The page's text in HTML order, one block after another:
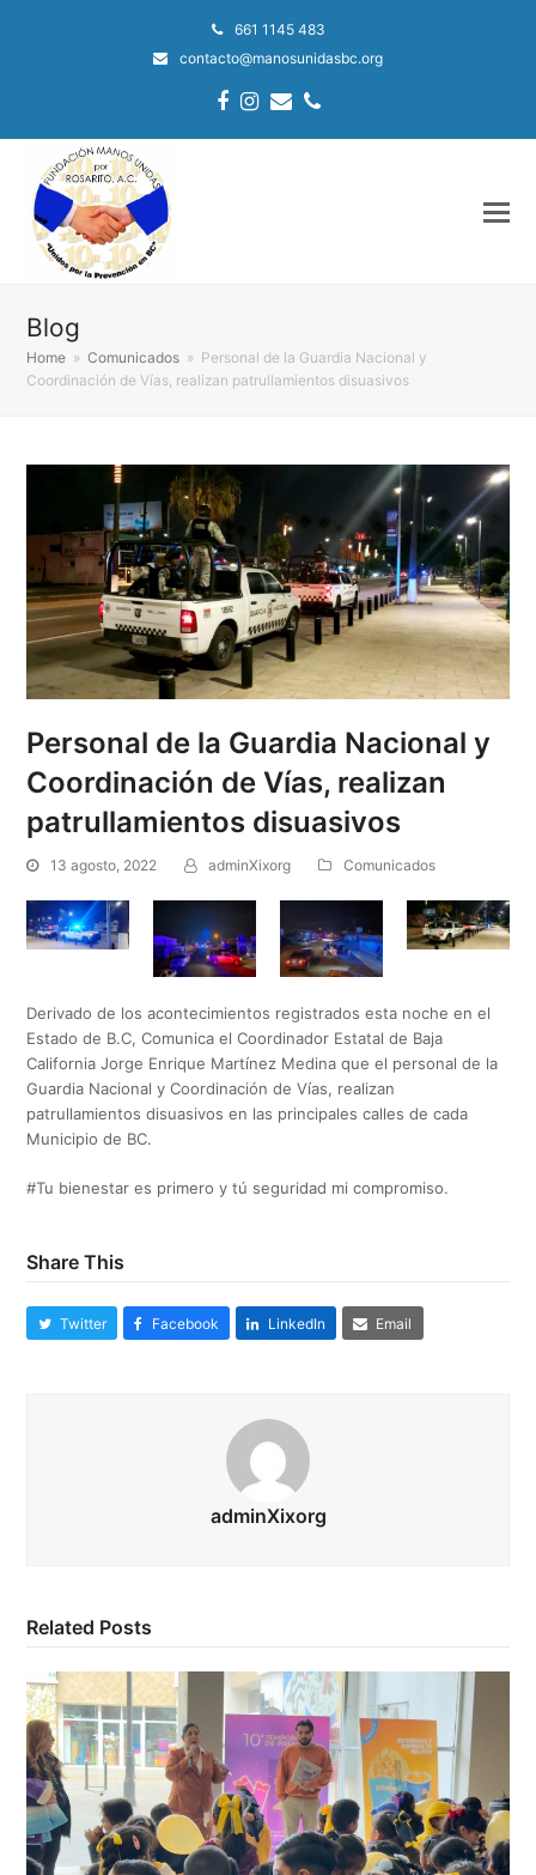
661 1145 483
contacto@manosunidasbc.org
Facebook
Instagram
EmailPhone
Blog
Home » Comunicados » Personal de la Guardia Nacional y
Coordinación de Vías, realizan patrullamientos disuasivos
Personal de la Guardia Nacional y
Coordinación de Vías, realizan
patrullamientos disuasivos
13 agosto, 2022 adminXixorg Comunicados
Derivado de los acontecimientos registrados esta noche en el
Estado de B.C, Comunica el Coordinador Estatal de Baja
California Jorge Enrique Martínez Medina que el personal de la
Guardia Nacional y Coordinación de Vías, realizan
patrullamientos disuasivos en las principales calles de cada
Municipio de BC.
#Tu bienestar es primero y tú seguridad mi compromiso.
Share This
Twitter Facebook LinkedIn Email
adminXixorg
Related Posts